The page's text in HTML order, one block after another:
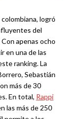
logró
del
apenas ocho
en una de las
ranking.La
Sebastián
más de 30
En total, Rappi
las más de 250